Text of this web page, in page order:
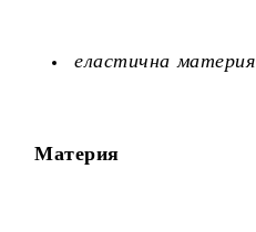
еластична
Материя